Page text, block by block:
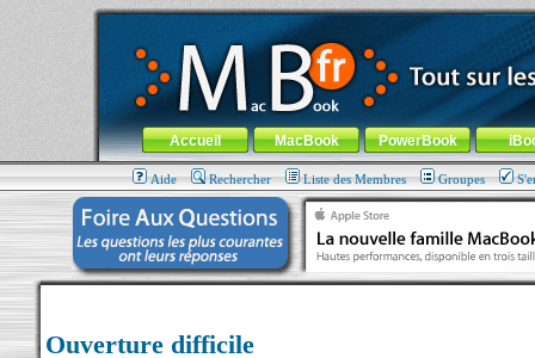
MacBook-fr.com : 100% Apple... 100% nomade !
Aller au contenu-Aller au menu général-Aller au menu de
Menu général
Accueil MacBook PowerBook
Aide Rechercher Liste des Membres Groupes
Ouverture difficile